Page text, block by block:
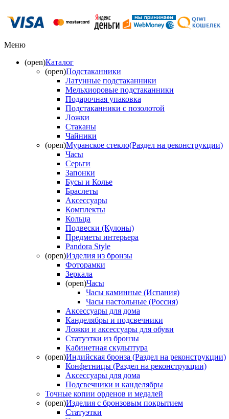
Меню
(open)Каталог
(open)Подстаканники
Латунные подстаканники
Мельхиоровые подстаканники
Подарочная упаковка
Подстаканники с позолотой
Ложки
Стаканы
Чайники
(open)Муранское стекло(Раздел на реконструкции)
Часы
Серьги
Запонки
Бусы и Колье
Браслеты
Аксессуары
Комплекты
Кольца
Подвески (Кулоны)
Предметы интерьера
Pandora Style
(open)Изделия из бронзы
Фоторамки
Зеркала
(open)Часы
Часы каминные (Испания)
Часы настольные (Россия)
Аксессуары для дома
Канделябры и подсвечники
Ложки и аксессуары для обуви
Статуэтки из бронзы
Кабинетная скульптура
(open)Индийская бронза (Раздел на реконструкции)
Конфетницы (Раздел на реконструкции)
Аксессуары для дома
Подсвечники и канделябры
Точные копии орденов и медалей
(open)Изделия с бронзовым покрытием
Статуэтки